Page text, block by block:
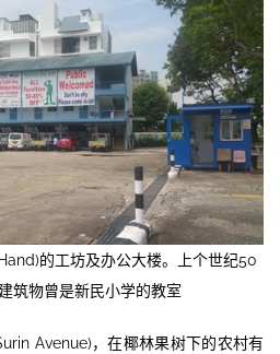
的工坊及办公大楼。上个世纪50
筑物曾是新民小学的教室
Avenue)，在椰林果树下的农村有